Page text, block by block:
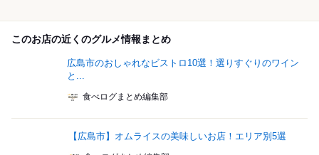
このお店の近くのグルメ情報まとめ
広島市のおしゃれなビストロ10選！選りすぐりのワイン
と...
食べログまとめ編集部
【広島市】オムライスの美味しいお店！エリア別5選